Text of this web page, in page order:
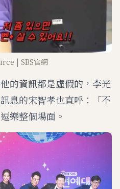
| SBS官網
的資訊都是虛假的，李光
息的宋智孝也直呼：「不
樂整個場面。